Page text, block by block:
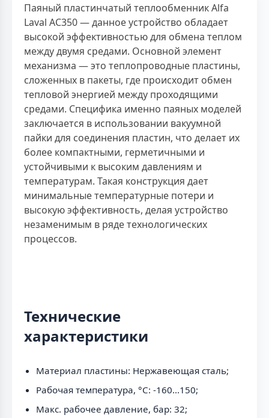
Паяный пластинчатый теплообменник Alfa
Laval AC350 — данное устройство обладает
высокой эффективностью для обмена теплом
между двумя средами. Основной элемент
механизма — это теплопроводные пластины,
сложенных в пакеты, где происходит обмен
тепловой энергией между проходящими
средами. Специфика именно паяных моделей
заключается в использовании вакуумной
пайки для соединения пластин, что делает их
более компактными, герметичными и
устойчивыми к высоким давлениям и
температурам. Такая конструкция дает
минимальные температурные потери и
высокую эффективность, делая устройство
незаменимым в ряде технологических
процессов.
Технические
характеристики
Материал пластины: Нержавеющая сталь;
Рабочая температура, °C: -160...150;
Макс. рабочее давление, бар: 32;